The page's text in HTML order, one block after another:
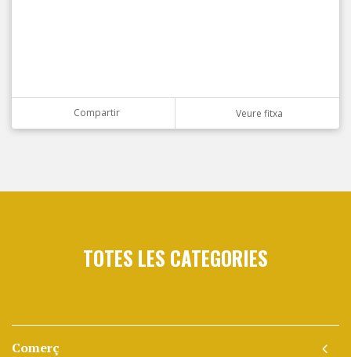
Compartir Veure fitxa
TOTES LES CATEGORIES
Comerç